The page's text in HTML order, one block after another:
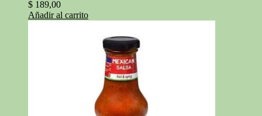
$ 189,00
Añadir al carrito